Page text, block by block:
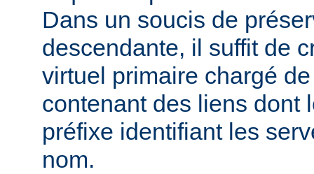
Dans un soucis de
descendante, il suffit de
virtuel primaire chargé
contenant des liens dont
préfixe identifiant les
nom.